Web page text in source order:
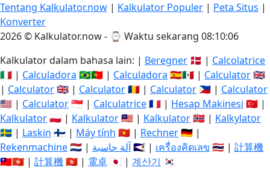
Tentang Kalkulator.now | Kalkulator Populer | Peta Situs |
Konverter
2026 © Kalkulator.now - ⌚ Waktu sekarang 08:10:06
Kalkulator dalam bahasa lain: | Beregner 🇩🇰 | Calcolatrice
🇮🇹 | Calculadora 🇧🇷🇵🇹 | Calculadora 🇪🇸🇲🇽 | Calculator🇬🇧
| Calculator🇬🇧 | Calculator🇷🇴 | Calculator 🇵🇭 | Calculator
🇺🇸 | Calculator🇸🇬 | Calculatrice🇫🇷 | Hesap Makinesi 🇹🇷 |
Kalkulator🇵🇱 | Kalkulator🇲🇾 | Kalkulator🇳🇴 | Kalkylator
🇸🇪 | Laskin 🇫🇮 | Máy tính 🇻🇳 | Rechner🇩🇪 |
Rekenmachine🇳🇱 | آلة حاسبة🇸🇦 | เครื่องคิดเลข 🇹🇭 | 計算機
🇹🇼🇭🇰 | 計算機🇭🇰 | 電卓 🇯🇵 | 계산기 🇰🇷